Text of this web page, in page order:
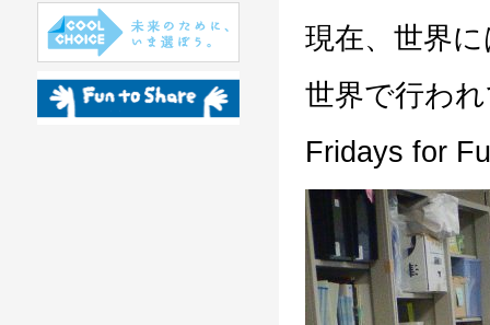
現在、世界
世界で行わ
Fridays for